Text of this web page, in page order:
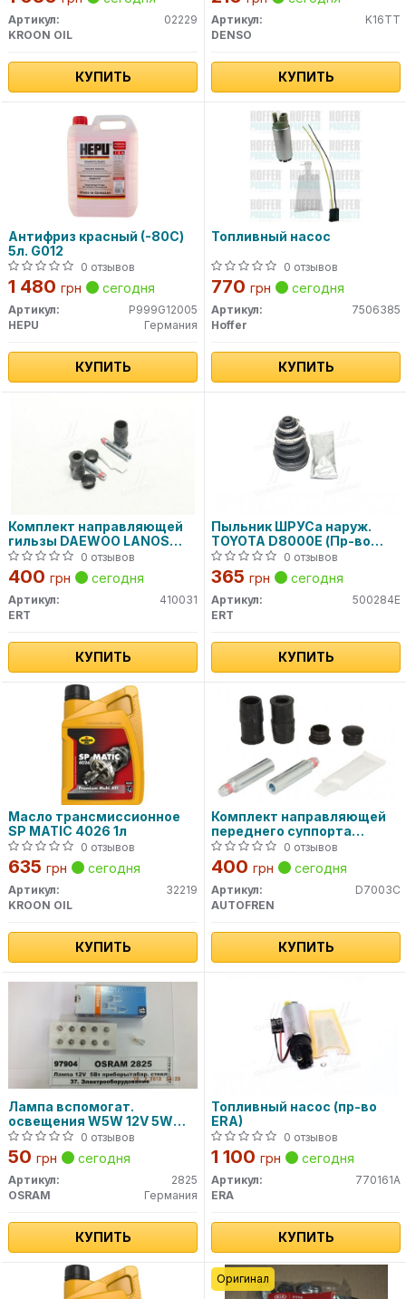
Артикул:
02229
KROON OIL
КУПИТЬ
Артикул:
K16TT
DENSO
КУПИТЬ
Антифриз красный (-80С)
5л. G012
0 отзывов
1 480 грн сегодня
Артикул:
P999G12005
HEPU
Германия
КУПИТЬ
Топливный насос
0 отзывов
770 грн сегодня
Артикул:
7506385
Hoffer
КУПИТЬ
Комплект направляющей
гильзы DAEWOO LANOS
D7003C (пр-во ERT)
0 отзывов
400 грн сегодня
Артикул:
410031
ERT
КУПИТЬ
Пыльник ШРУСа наруж.
TOYOTA D8000E (Пр-во
ERT)
0 отзывов
365 грн сегодня
Артикул:
500284E
ERT
КУПИТЬ
Масло трансмиссионное
SP MATIC 4026 1л
0 отзывов
635 грн сегодня
Артикул:
32219
KROON OIL
КУПИТЬ
Комплект направляющей
переднего суппорта
D7003C AUTOFREN
0 отзывов
400 грн сегодня
Артикул:
D7003C
AUTOFREN
КУПИТЬ
Лампа вспомогат.
освещения W5W 12V 5W
W2.1x9.5d (пр-во OSRAM)
0 отзывов
50 грн сегодня
Артикул:
2825
OSRAM
Германия
КУПИТЬ
Топливный насос (пр-во
ERA)
0 отзывов
1 100 грн сегодня
Артикул:
770161A
ERA
КУПИТЬ
Оригинал